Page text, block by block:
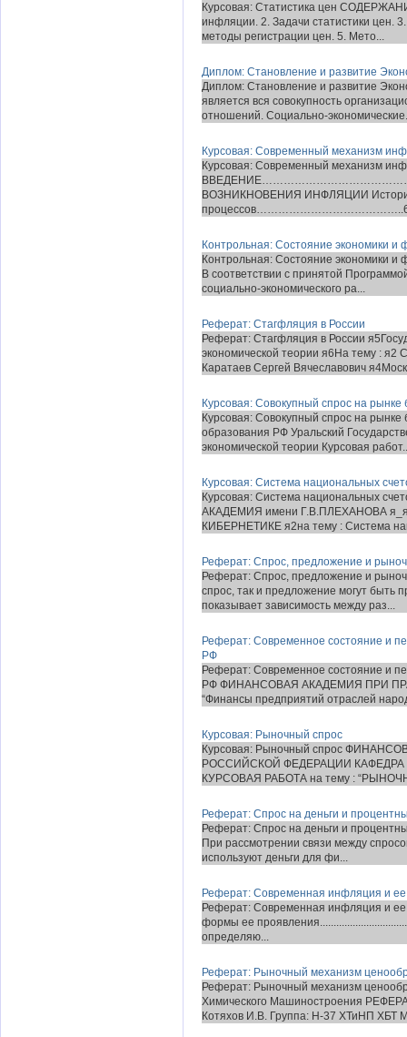
Курсовая: Статистика цен
инфляции. 2. Задачи статистики цен.
методы регистрации цен. 5. Мето...
Диплом: Становление и развитие
Диплом: Становление и развитие
является вся совокупность
отношений. Социально-
Курсовая: Современный механизм
Курсовая: Современный механизм
ВОЗНИКНОВЕНИЯ ИНФЛЯЦИИ
Контрольная: Состояние экономики и
Контрольная: Состояние экономики и
В соответствии с принятой
социально-экономического ра...
Реферат: Стагфляция в России
Реферат: Стагфляция в России
экономической теории я6На тему : я2
Каратаев Сергей Вячеславович
Курсовая: Совокупный спрос на рынке
Курсовая: Совокупный спрос на
образования РФ Уральский
экономической теории Курсовая
Курсовая: Система национальных
Курсовая: Система национальных
АКАДЕМИЯ имени Г.В.ПЛЕХАHОВА
КИБЕРHЕТИКЕ я2на тему : Система
Реферат: Спрос, предложение и
Реферат: Спрос, предложение и
спрос, так и предложение могут быть
показывает зависимость между раз...
Реферат: Современное состояние и
РФ
Реферат: Современное состояние и
РФ ФИНАНСОВАЯ АКАДЕМИЯ ПРИ
“Финансы предприятий отраслей
Курсовая: Рыночный спрос
Курсовая: Рыночный спрос
РОССИЙСКОЙ ФЕДЕРАЦИИ
КУРСОВАЯ РАБОТА на тему :
Реферат: Спрос на деньги и
Реферат: Спрос на деньги и
При рассмотрении связи между
используют деньги для фи...
Реферат: Современная инфляция и ее
Реферат: Современная инфляция и
формы ее
определяю...
Реферат: Рыночный механизм
Реферат: Рыночный механизм
Химического Машиностроения
Котяхов И.В. Группа: Н-37 ХТиНП ХБТ